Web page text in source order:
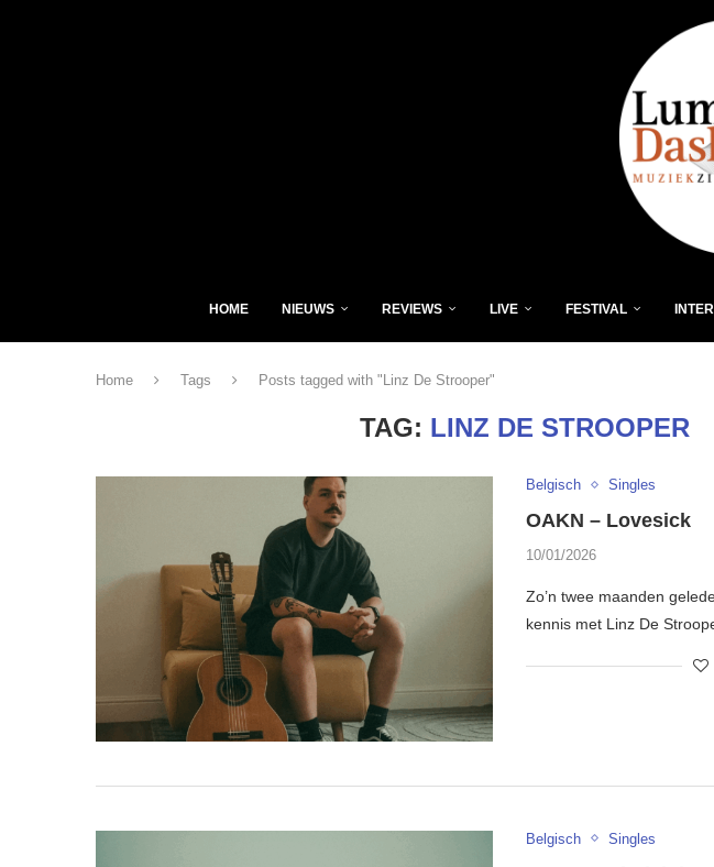
HOME NIEUWS REVIEWS LIVE FESTIVAL
Home Tags Posts tagged with "Linz De Strooper"
TAG: LINZ DE STROOPER
Belgisch Singles
OAKN – Lovesick
10/01/2026
Zo’n twee maanden
kennis met Linz De
Belgisch Singles